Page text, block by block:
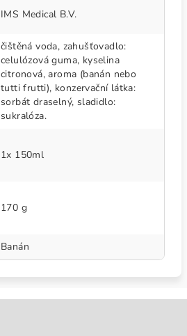
IMS Medical B.V.
čištěná voda, zahušťovadlo:
celulózová guma, kyselina
citronová, aroma (banán nebo
tutti frutti), konzervační látka:
sorbát draselný, sladidlo:
sukralóza.
1x 150ml
170 g
Banán